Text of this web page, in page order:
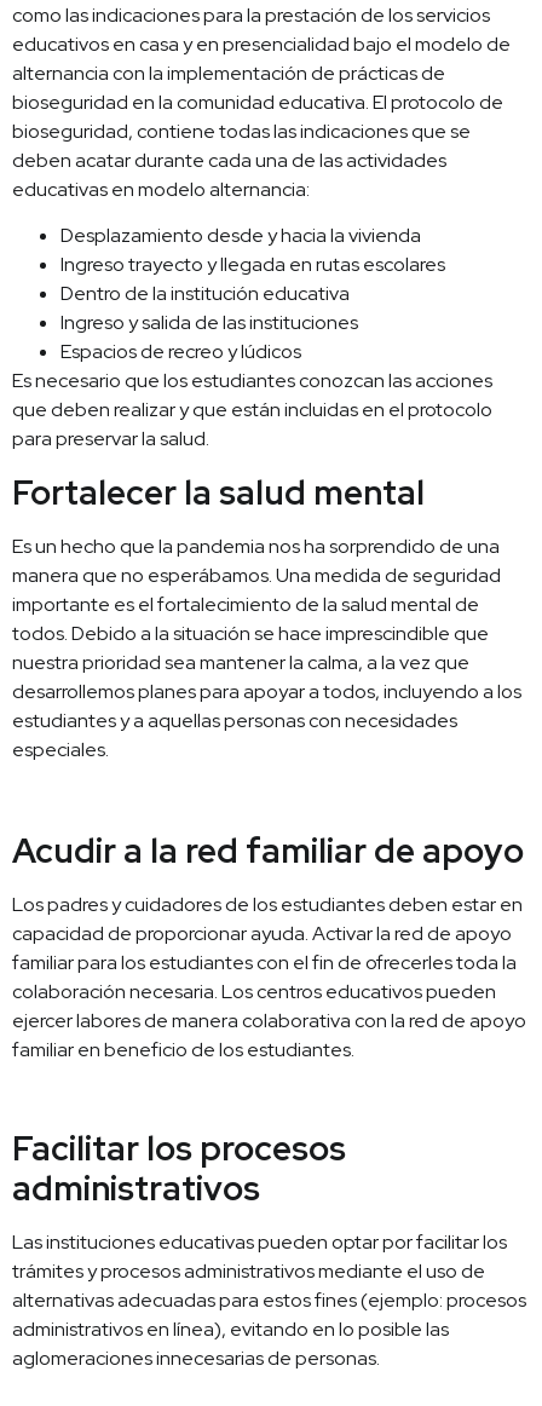
como las indicaciones para la prestación de los servicios
educativos en casa y en presencialidad bajo el modelo de
alternancia con la implementación de prácticas de
bioseguridad en la comunidad educativa. El protocolo de
bioseguridad, contiene todas las indicaciones que se
deben acatar durante cada una de las actividades
educativas en modelo alternancia:
Desplazamiento desde y hacia la vivienda
Ingreso trayecto y llegada en rutas escolares
Dentro de la institución educativa
Ingreso y salida de las instituciones
Espacios de recreo y lúdicos
Es necesario que los estudiantes conozcan las acciones
que deben realizar y que están incluidas en el protocolo
para preservar la salud.
Fortalecer la salud mental
Es un hecho que la pandemia nos ha sorprendido de una
manera que no esperábamos. Una medida de seguridad
importante es el fortalecimiento de la salud mental de
todos. Debido a la situación se hace imprescindible que
nuestra prioridad sea mantener la calma, a la vez que
desarrollemos planes para apoyar a todos, incluyendo a los
estudiantes y a aquellas personas con necesidades
especiales.
Acudir a la red familiar de apoyo
Los padres y cuidadores de los estudiantes deben estar en
capacidad de proporcionar ayuda. Activar la red de apoyo
familiar para los estudiantes con el fin de ofrecerles toda la
colaboración necesaria. Los centros educativos pueden
ejercer labores de manera colaborativa con la red de apoyo
familiar en beneficio de los estudiantes.
Facilitar los procesos
administrativos
Las instituciones educativas pueden optar por facilitar los
trámites y procesos administrativos mediante el uso de
alternativas adecuadas para estos fines (ejemplo: procesos
administrativos en línea), evitando en lo posible las
aglomeraciones innecesarias de personas.